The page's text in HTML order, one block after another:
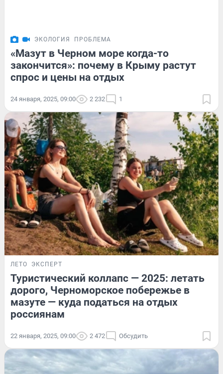
ЭКОЛОГИЯ ПРОБЛЕМА
«Мазут в Черном море когда-то
закончится»: почему в Крыму растут
спрос и цены на отдых
24 января, 2025, 09:00 2 232 1
ЛЕТО ЭКСПЕРТ
Туристический коллапс — 2025: летать
дорого, Черноморское побережье в
мазуте — куда податься на отдых
россиянам
22 января, 2025, 09:00 2 472 Обсудить